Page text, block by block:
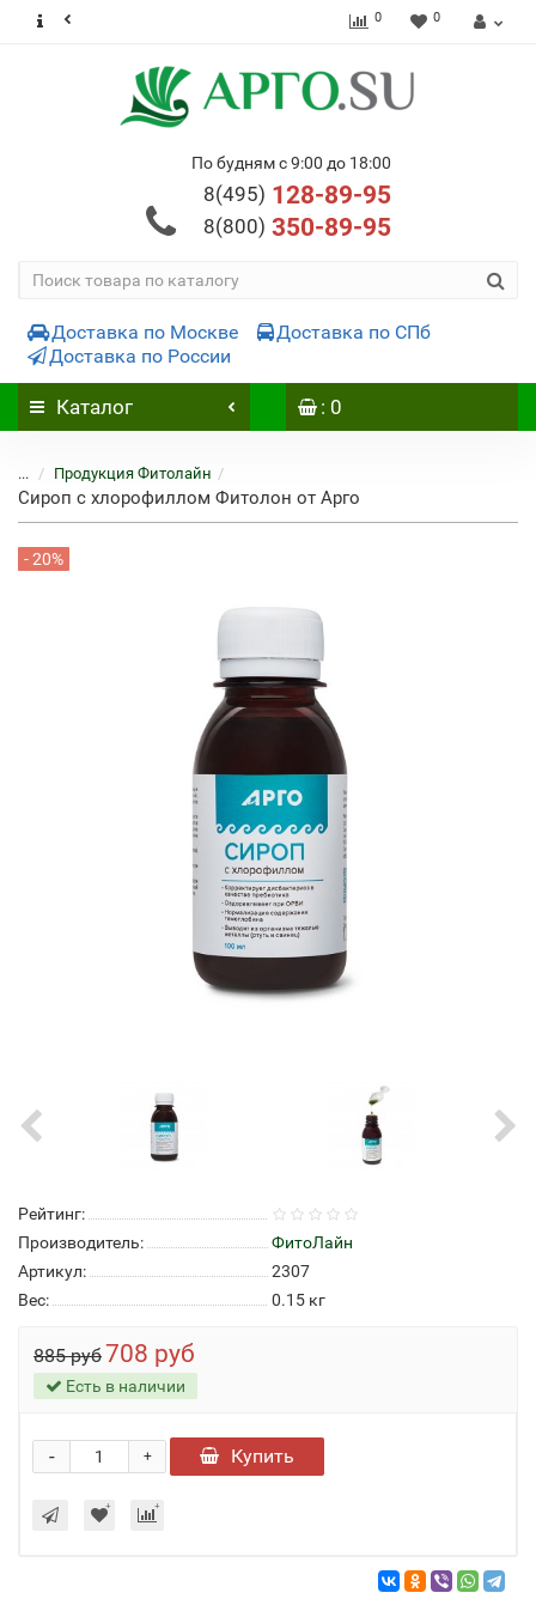
0 0
По будням с 9:00 до 18:00
8(495) 128-89-95
8(800) 350-89-95
Доставка по Москве
Доставка по СПб
Доставка по России
Каталог : 0
... Продукция Фитолайн
Сироп с хлорофиллом Фитолон от Арго
- 20%
Рейтинг:
Производитель:
ФитоЛайн
Артикул:
2307
Вес:
0.15 кг
885 руб708 руб
Есть в наличии
+
- Купить